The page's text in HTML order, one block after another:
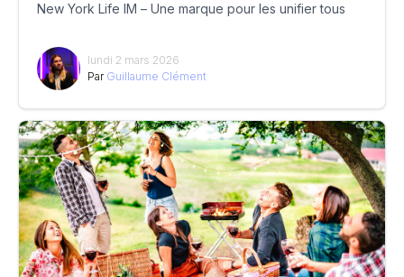
New York Life IM – Une marque pour les unifier tous
lundi 2 mars 2026
Par Guillaume Clément